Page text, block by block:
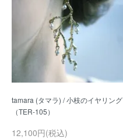
tamara (タマラ) / 小枝のイヤリング
12,100円(税込)